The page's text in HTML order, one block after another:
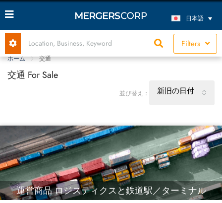
日本語
Filters
ホーム 交通
交通 For Sale
並び替え： 新旧の日付
運営商品 ロジスティクスと鉄道駅／ターミナル